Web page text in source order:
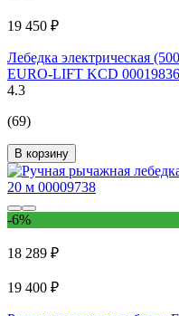
19 450 ₽
Лебедка электрическая
EURO-LIFT KCD 00019836
4.3
(69)
В корзину
-6%
18 289 ₽
19 400 ₽